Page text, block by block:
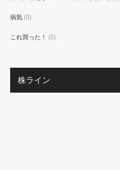
病気 (9)
これ買った！ (5)
株ライン